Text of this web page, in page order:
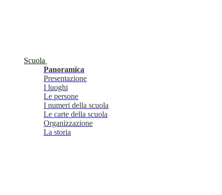
Scuola
Panoramica
Presentazione
I luoghi
Le persone
I numeri della scuola
Le carte della scuola
Organizzazione
La storia